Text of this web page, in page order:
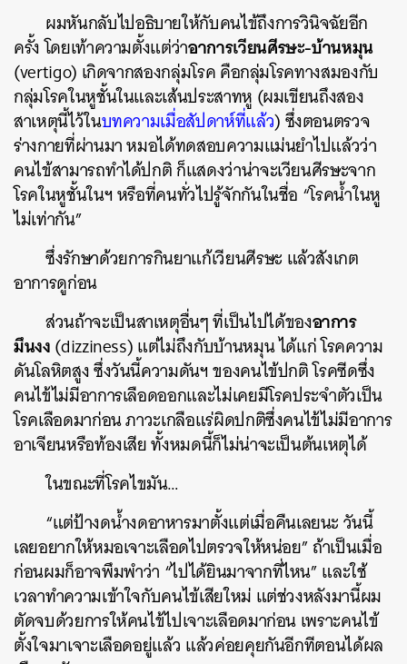
ผมหันกลับไปอธิบายให้กับคนไข้ถึงการวินิจฉัยอีก
ครั้ง โดยเท้าความตั้งแต่ว่าอาการเวียนศีรษะ-บ้านหมุน
(vertigo) เกิดจากสองกลุ่มโรค คือกลุ่มโรคทางสมองกับ
กลุ่มโรคในหูชั้นในและเส้นประสาทหู (ผมเขียนถึงสอง
สาเหตุนี้ไว้ในบทความเมื่อสัปดาห์ที่แล้ว) ซึ่งตอนตรวจ
ร่างกายที่ผ่านมา หมอได้ทดสอบความแม่นยำไปแล้วว่า
คนไข้สามารถทำได้ปกติ ก็แสดงว่าน่าจะเวียนศีรษะจาก
โรคในหูชั้นในฯ หรือที่คนทั่วไปรู้จักกันในชื่อ “โรคน้ำในหู
ไม่เท่ากัน”
ซึ่งรักษาด้วยการกินยาแก้เวียนศีรษะ แล้วสังเกต
อาการดูก่อน
ส่วนถ้าจะเป็นสาเหตุอื่นๆ ที่เป็นไปได้ของอาการ
มึนงง(dizziness) แต่ไม่ถึงกับบ้านหมุน ได้แก่ โรคความ
ดันโลหิตสูง ซึ่งวันนี้ความดันฯ ของคนไข้ปกติ โรคซีดซึ่ง
คนไข้ไม่มีอาการเลือดออกและไม่เคยมีโรคประจำตัวเป็น
โรคเลือดมาก่อน ภาวะเกลือแร่ผิดปกติซึ่งคนไข้ไม่มีอาการ
อาเจียนหรือท้องเสีย ทั้งหมดนี้ก็ไม่น่าจะเป็นต้นเหตุได้
ในขณะที่โรคไขมัน…
“แต่ป้างดน้ำงดอาหารมาตั้งแต่เมื่อคืนเลยนะ วันนี้
เลยอยากให้หมอเจาะเลือดไปตรวจให้หน่อย” ถ้าเป็นเมื่อ
ก่อนผมก็อาจพึมพำว่า “ไปได้ยินมาจากที่ไหน” และใช้
เวลาทำความเข้าใจกับคนไข้เสียใหม่ แต่ช่วงหลังมานี้ผม
ตัดจบด้วยการให้คนไข้ไปเจาะเลือดมาก่อน เพราะคนไข้
ตั้งใจมาเจาะเลือดอยู่แล้ว แล้วค่อยคุยกันอีกทีตอนได้ผล